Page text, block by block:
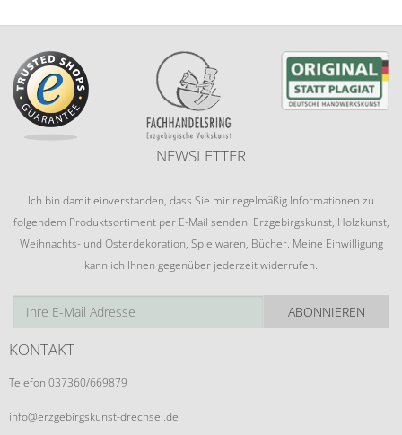
NEWSLETTER
Ich bin damit einverstanden, dass Sie mir regelmäßig Informationen zu
folgendem Produktsortiment per E-Mail senden: Erzgebirgskunst, Holzkunst,
Weihnachts- und Osterdekoration, Spielwaren, Bücher. Meine Einwilligung
kann ich Ihnen gegenüber jederzeit widerrufen.
ABONNIEREN
KONTAKT
Telefon 037360/669879
info@erzgebirgskunst-drechsel.de